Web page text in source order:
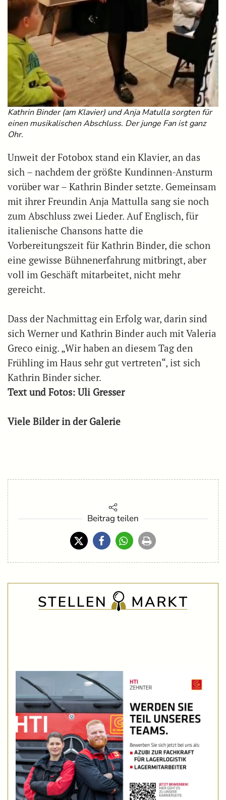
Kathrin Binder (am Klavier) und Anja Matulla sorgten für
einen musikalischen Abschluss. Der junge Fan ist ganz
Ohr.
Unweit der Fotobox stand ein Klavier, an das
sich – nachdem der größte Kundinnen-Ansturm
vorüber war – Kathrin Binder setzte. Gemeinsam
mit ihrer Freundin Anja Mattulla sang sie noch
zum Abschluss zwei Lieder. Auf Englisch, für
italienische Chansons hatte die
Vorbereitungszeit für Kathrin Binder, die schon
eine gewisse Bühnenerfahrung mitbringt, aber
voll im Geschäft mitarbeitet, nicht mehr
gereicht.
Dass der Nachmittag ein Erfolg war, darin sind
sich Werner und Kathrin Binder auch mit Valeria
Greco einig. „Wir haben an diesem Tag den
Frühling im Haus sehr gut vertreten“, ist sich
Kathrin Binder sicher.
Text und Fotos: Uli Gresser
Viele Bilder in der Galerie
Beitrag teilen